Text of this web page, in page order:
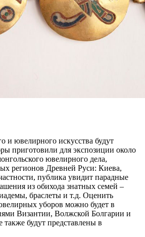
и ювелирного искусства будут
приготовили для экспозиции около
ювелирного дела,
регионов Древней Руси: Киева,
публика увидит парадные
из обихода знатных семей –
браслеты и т.д. Оценить
уборов можно будет в
Византии, Волжской Болгарии и
будут представлены в